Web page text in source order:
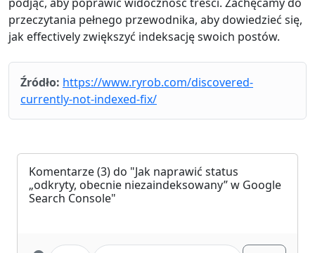
przeczytania pełnego przewodnika, aby dowiedzieć się,
jak effectively zwiększyć indeksację swoich postów.
Źródło: https://www.ryrob.com/discovered-
currently-not-indexed-fix/
Komentarze(3) do "Jak naprawić status
„odkryty, obecnie niezaindeksowany” w Google
Search Console"